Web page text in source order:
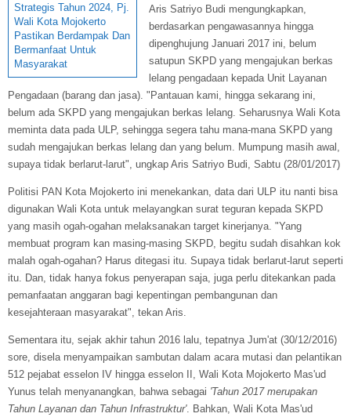
Strategis Tahun 2024, Pj.
Wali Kota Mojokerto
Pastikan Berdampak Dan
Bermanfaat Untuk
Masyarakat
Aris Satriyo Budi mengungkapkan,
berdasarkan pengawasannya hingga
dipenghujung Januari 2017 ini, belum
satupun SKPD yang mengajukan berkas
lelang pengadaan kepada Unit Layanan
Pengadaan (barang dan jasa). "Pantauan kami, hingga sekarang ini,
belum ada SKPD yang mengajukan berkas lelang. Seharusnya Wali Kota
meminta data pada ULP, sehingga segera tahu mana-mana SKPD yang
sudah mengajukan berkas lelang dan yang belum. Mumpung masih awal,
supaya tidak berlarut-larut", ungkap Aris Satriyo Budi, Sabtu (28/01/2017)
Politisi PAN Kota Mojokerto ini menekankan, data dari ULP itu nanti bisa
digunakan Wali Kota untuk melayangkan surat teguran kepada SKPD
yang masih ogah-ogahan melaksanakan target kinerjanya. "Yang
membuat program kan masing-masing SKPD, begitu sudah disahkan kok
malah ogah-ogahan? Harus ditegasi itu. Supaya tidak berlarut-larut seperti
itu. Dan, tidak hanya fokus penyerapan saja, juga perlu ditekankan pada
pemanfaatan anggaran bagi kepentingan pembangunan dan
kesejahteraan masyarakat", tekan Aris.
Sementara itu, sejak akhir tahun 2016 lalu, tepatnya Jum'at (30/12/2016)
sore, disela menyampaikan sambutan dalam acara mutasi dan pelantikan
512 pejabat esselon IV hingga esselon II, Wali Kota Mojokerto Mas'ud
Yunus telah menyanangkan, bahwa sebagai 'Tahun 2017 merupakan
Tahun Layanan dan Tahun Infrastruktur'. Bahkan, Wali Kota Mas'ud